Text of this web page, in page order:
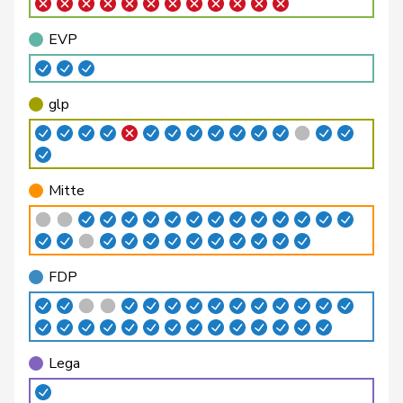
Berthoud
Alexandre FDP RL
VD
Bertschy
Kathrin glp GL
BE
Bircher
Martina SVP V
Birrer-Heimo
Prisca SP S
LU
Bourgeois
Jacques FDP RL FR
Bregy
Philipp
Mitte M-E VS
Brenzikofer Florence GRÜNE G
EVP
glp
Mitte
FDP
Lega